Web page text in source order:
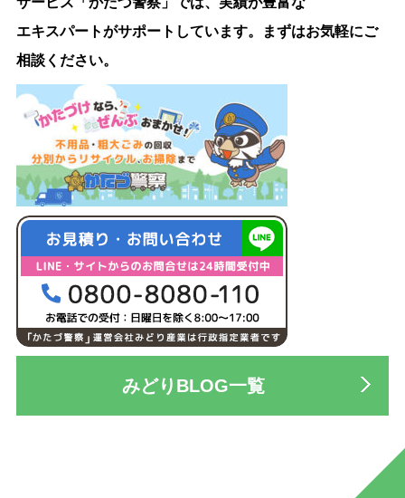
エキスパートがサポートしています。まずはお気軽にご
相談ください。
みどりBLOG一覧